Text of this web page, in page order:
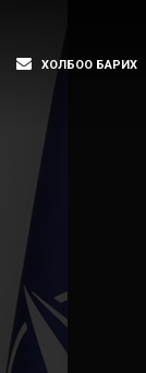
ХОЛБОО БАРИХ
×